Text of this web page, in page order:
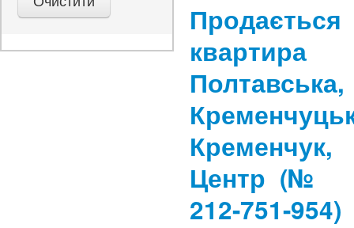
Продається
квартира
Полтавська,
Кременчук,
Центр (№
212-751-954)